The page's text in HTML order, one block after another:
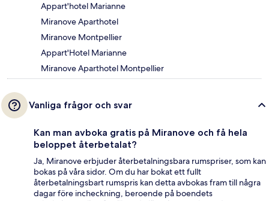
Appart'hotel Marianne
Miranove Aparthotel
Miranove Montpellier
Appart'Hotel Marianne
Miranove Aparthotel Montpellier
Vanliga frågor och svar
Kan man avboka gratis på Miranove och få hela
beloppet återbetalat?
Ja, Miranove erbjuder återbetalningsbara rumspriser, som kan
bokas på våra sidor. Om du har bokat ett fullt
återbetalningsbart rumspris kan detta avbokas fram till några
dagar före incheckning, beroende på boendets